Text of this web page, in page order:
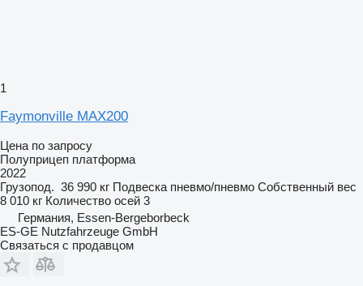
1
Faymonville MAX200
Цена по запросу
Полуприцеп платформа
2022
Грузопод. 36 990 кг Подвеска пневмо/пневмо Собственный вес
8 010 кг Количество осей 3
Германия, Essen-Bergeborbeck
ES-GE Nutzfahrzeuge GmbH
Связаться с продавцом